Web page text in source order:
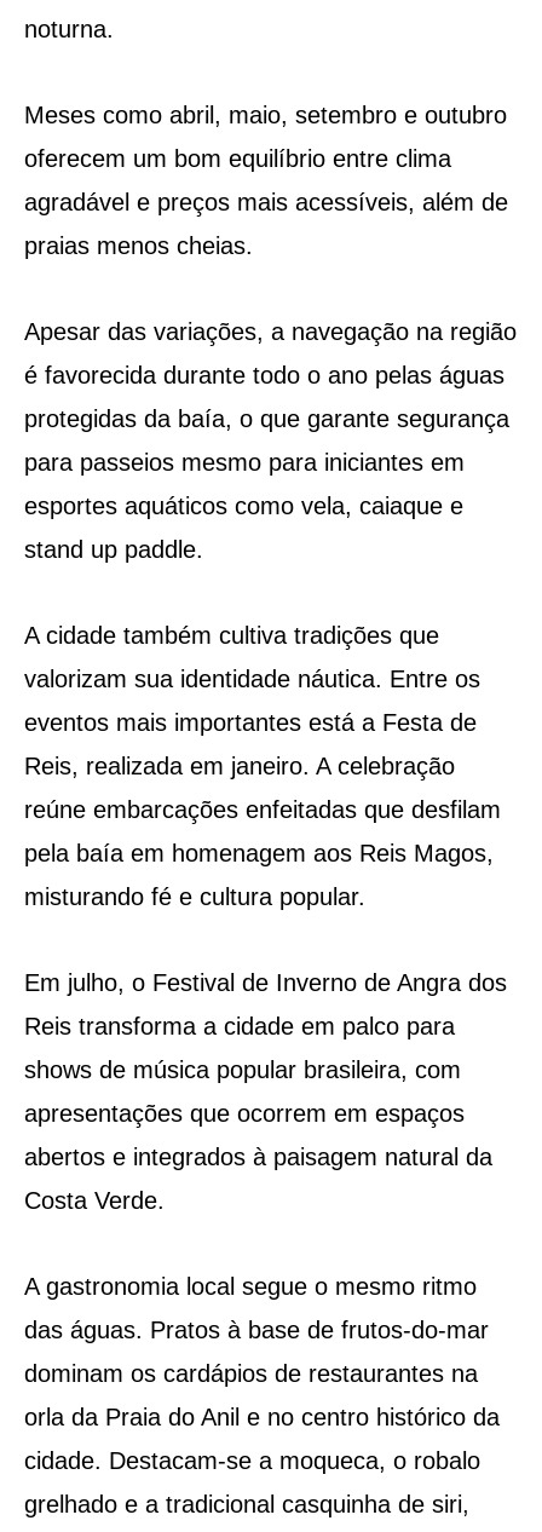
noturna.
Meses como abril, maio, setembro e outubro
oferecem um bom equilíbrio entre clima
agradável e preços mais acessíveis, além de
praias menos cheias.
Apesar das variações, a navegação na região
é favorecida durante todo o ano pelas águas
protegidas da baía, o que garante segurança
para passeios mesmo para iniciantes em
esportes aquáticos como vela, caiaque e
stand up paddle.
A cidade também cultiva tradições que
valorizam sua identidade náutica. Entre os
eventos mais importantes está a Festa de
Reis, realizada em janeiro. A celebração
reúne embarcações enfeitadas que desfilam
pela baía em homenagem aos Reis Magos,
misturando fé e cultura popular.
Em julho, o Festival de Inverno de Angra dos
Reis transforma a cidade em palco para
shows de música popular brasileira, com
apresentações que ocorrem em espaços
abertos e integrados à paisagem natural da
Costa Verde.
A gastronomia local segue o mesmo ritmo
das águas. Pratos à base de frutos-do-mar
dominam os cardápios de restaurantes na
orla da Praia do Anil e no centro histórico da
cidade. Destacam-se a moqueca, o robalo
grelhado e a tradicional casquinha de siri,